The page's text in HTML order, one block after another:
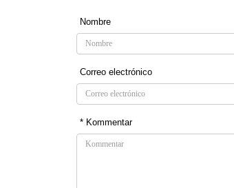
Nombre
Correo electrónico
* Kommentar